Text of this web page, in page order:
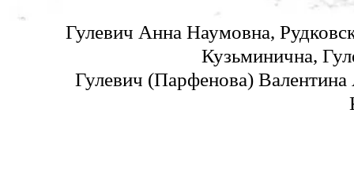
Гулевич Анна Наумовна,
Кузьминична,
Гулевич (Парфенова) Валентина